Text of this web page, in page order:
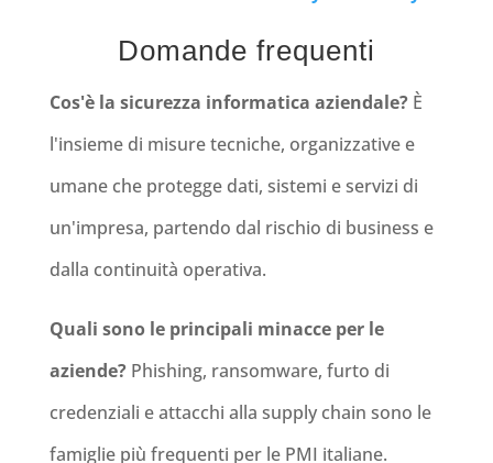
Domande frequenti
Cos'è la sicurezza informatica aziendale?È
l'insieme di misure tecniche, organizzative e
umane che protegge dati, sistemi e servizi di
un'impresa, partendo dal rischio di business e
dalla continuità operativa.
Quali sono le principali minacce per le
aziende?Phishing, ransomware, furto di
credenziali e attacchi alla supply chain sono le
famiglie più frequenti per le PMI italiane.